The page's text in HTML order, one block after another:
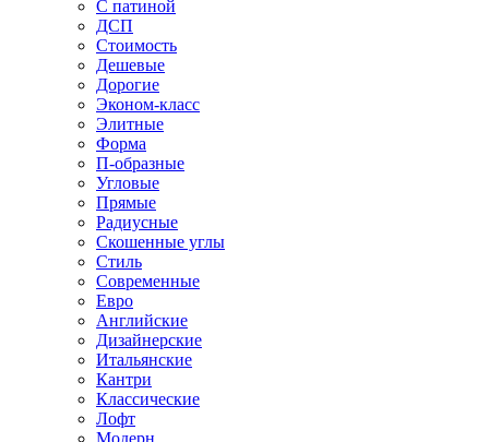
С патиной
ДСП
Стоимость
Дешевые
Дорогие
Эконом-класс
Элитные
Форма
П-образные
Угловые
Прямые
Радиусные
Скошенные углы
Стиль
Современные
Евро
Английские
Дизайнерские
Итальянские
Кантри
Классические
Лофт
Модерн